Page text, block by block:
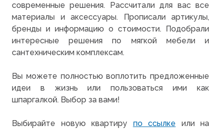
современные решения. Рассчитали для вас все
материалы и аксессуары. Прописали артикулы,
бренды и информацию о стоимости. Подобрали
интересные решения по мягкой мебели и
сантехническим комплексам.
Вы можете полностью воплотить предложенные
идеи в жизнь или пользоваться ими как
шпаргалкой. Выбор за вами!
Выбирайте новую квартиру по ссылке или на